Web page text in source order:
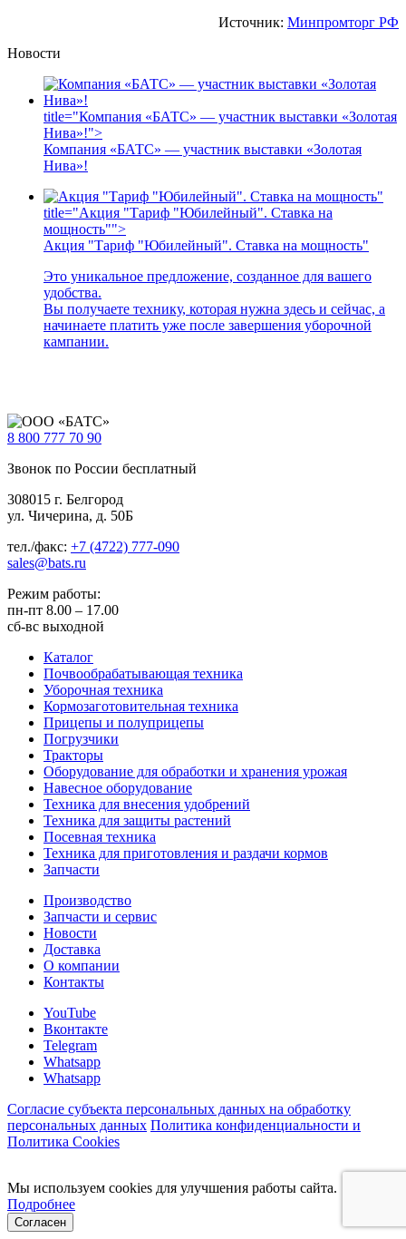
Источник: Минпромторг РФ
Новости
title="Компания «БАТС» — участник выставки «Золотая
Нива»!">
Компания «БАТС» — участник выставки «Золотая
Нива»!
title="Акция "Тариф "Юбилейный". Ставка на
мощность"">
Акция "Тариф "Юбилейный". Ставка на мощность"
Это уникальное предложение, созданное для вашего
удобства.
Вы получаете технику, которая нужна здесь и сейчас, а
начинаете платить уже после завершения уборочной
кампании.
8 800 777 70 90
Звонок по России бесплатный
308015 г. Белгород
ул. Чичерина, д. 50Б
тел./факс: +7 (4722) 777-090
sales@bats.ru
Режим работы:
пн-пт 8.00 – 17.00
сб-вс выходной
Каталог
Почвообрабатывающая техника
Уборочная техника
Кормозаготовительная техника
Прицепы и полуприцепы
Погрузчики
Тракторы
Оборудование для обработки и хранения урожая
Навесное оборудование
Техника для внесения удобрений
Техника для защиты растений
Посевная техника
Техника для приготовления и раздачи кормов
Запчасти
Производство
Запчасти и сервис
Новости
Доставка
О компании
Контакты
YouTube
Вконтакте
Telegram
Whatsapp
Whatsapp
Согласие субъекта персональных данных на обработку
персональных данных Политика конфиденциальности и
Политика Cookies
Мы используем cookies для улучшения работы сайта.
Подробнее
Согласен